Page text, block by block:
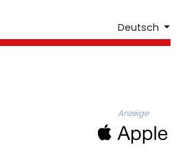
Deutsch
Anzeige